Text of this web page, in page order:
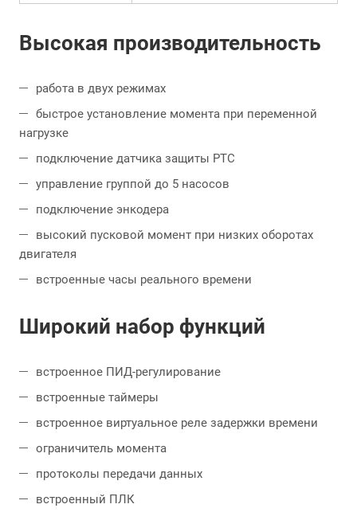
Высокая производительность
работа в двух режимах
быстрое установление момента при переменной
нагрузке
подключение датчика защиты PTC
управление группой до 5 насосов
подключение энкодера
высокий пусковой момент при низких оборотах
двигателя
встроенные часы реального времени
Широкий набор функций
встроенное ПИД-регулирование
встроенные таймеры
встроенное виртуальное реле задержки времени
ограничитель момента
протоколы передачи данных
встроенный ПЛК